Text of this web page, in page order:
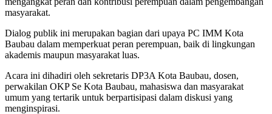
masyarakat.
Dialog publik ini merupakan bagian dari upaya PC IMM Kota
Baubau dalam memperkuat peran perempuan, baik di lingkungan
akademis maupun masyarakat luas.
Acara ini dihadiri oleh sekretaris DP3A Kota Baubau, dosen,
perwakilan OKP Se Kota Baubau, mahasiswa dan masyarakat
umum yang tertarik untuk berpartisipasi dalam diskusi yang
menginspirasi.